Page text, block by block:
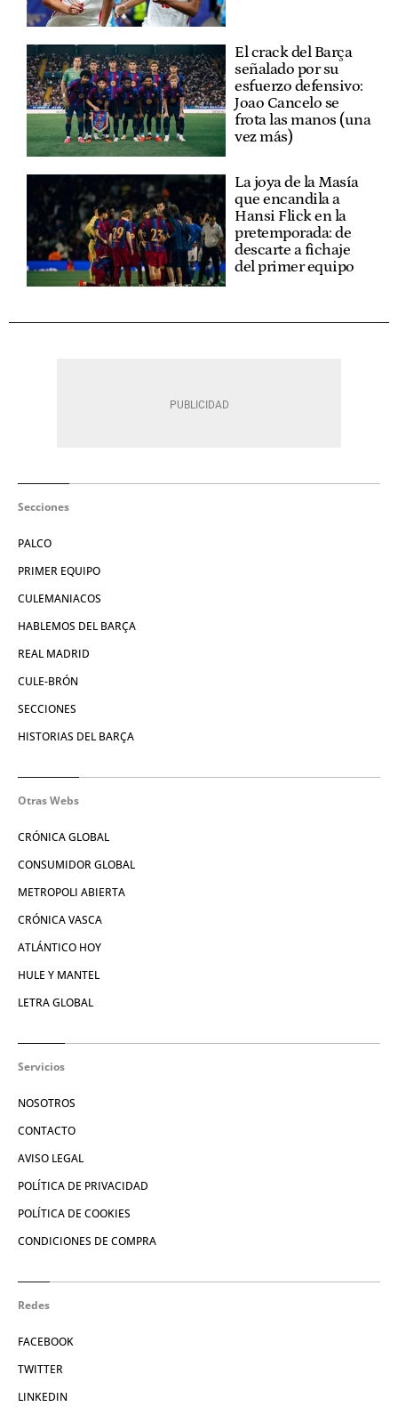
El crack del Barça
señalado por su
esfuerzo defensivo:
Joao Cancelo se
frota las manos (una
vez más)
La joya de la Masía
que encandila a
Hansi Flick en la
pretemporada: de
descarte a fichaje
del primer equipo
Secciones
PALCO
PRIMER EQUIPO
CULEMANIACOS
HABLEMOS DEL BARÇA
REAL MADRID
CULE-BRÓN
SECCIONES
HISTORIAS DEL BARÇA
Otras Webs
CRÓNICA GLOBAL
CONSUMIDOR GLOBAL
METROPOLI ABIERTA
CRÓNICA VASCA
ATLÁNTICO HOY
HULE Y MANTEL
LETRA GLOBAL
Servicios
NOSOTROS
CONTACTO
AVISO LEGAL
POLÍTICA DE PRIVACIDAD
POLÍTICA DE COOKIES
CONDICIONES DE COMPRA
Redes
FACEBOOK
TWITTER
LINKEDIN